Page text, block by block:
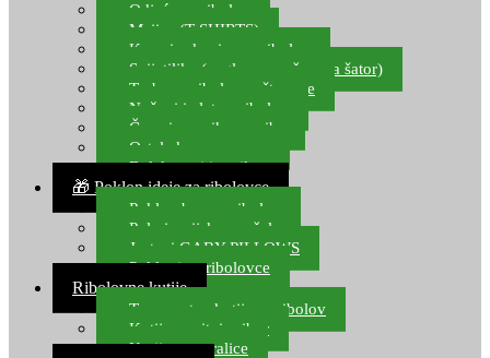
Odjeća za ribolov
Majice (T-SHIRTS)
Kape i rukavice za ribolov
Svijetiljke (naglavne, ručne, za šator)
Torbe za ribolovne štapove
Noževi i alat za ribolov
Čamci za prihranu ribe
Ostala kamp oprema
Dalekozori i optika
🎁 Poklon ideje za ribolovce
Poklon bon za ribolov
Polarizacijske naočale
Jastuci GABY PILLOWS
Pokloni za ribolovce
Ribolovne kutije
Transportne kutije za ribolov
Kutije za sitni pribor
Kutije za varalice